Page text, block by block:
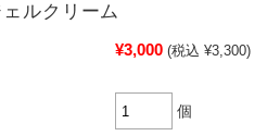
ルクリーム
¥3,000 (税込 ¥3,300)
個